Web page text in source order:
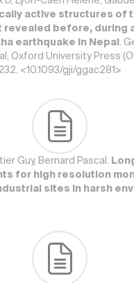
active structures of
revealed before, during
earthquake in Nepal .
Oxford University Press
<10.1093/gji/ggac281>
Guy, Bernard Pascal.
for high resolution
sites in harsh